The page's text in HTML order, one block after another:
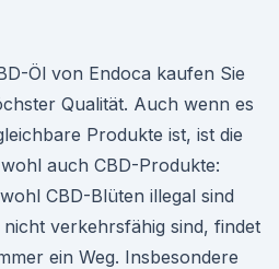
Öl von Endoca kaufen Sie
Qualität. Auch wenn es
Produkte ist, ist die
auch CBD-Produkte:
CBD-Blüten illegal sind
verkehrsfähig sind, findet
ein Weg. Insbesondere